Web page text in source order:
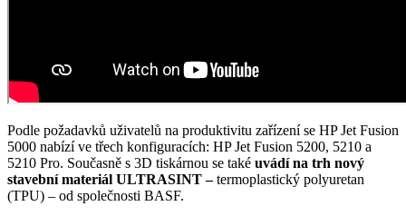
Podle požadavků uživatelů na produktivitu zařízení se HP Jet Fusion
5000 nabízí ve třech konfiguracích: HP Jet Fusion 5200, 5210 a
5210 Pro. Současně s 3D tiskárnou se také uvádí na trh nový
stavební materiál ULTRASINT –termoplastický polyuretan
(TPU) – od společnosti BASF.